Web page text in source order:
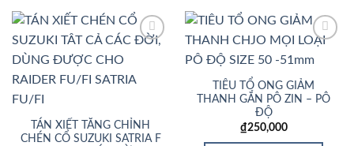
TÁN XIẾT TĂNG CHỈNH
CHÉN CỔ SUZUKI SATRIA F
Wishlist
TIÊU TỔ ONG GIẢM
THANH GẮN PÔ ZIN – PÔ
ĐỘ
₫250,000